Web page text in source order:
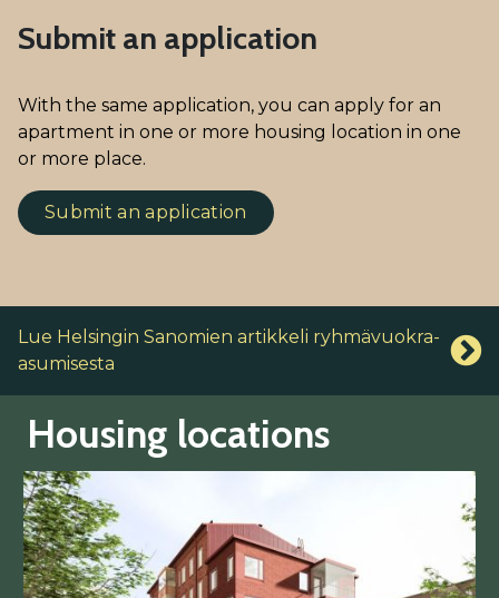
Submit an application
With the same application, you can apply for an
apartment in one or more housing location in one
or more place.
Submit an application
Lue Helsingin Sanomien artikkeli ryhmävuokra-
asumisesta
Housing locations